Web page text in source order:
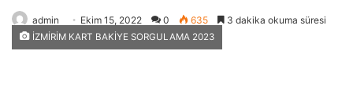
admin Ekim 15, 2022 0 635 3 dakika okuma süresi
İZMİRİM KART BAKİYE SORGULAMA 2023